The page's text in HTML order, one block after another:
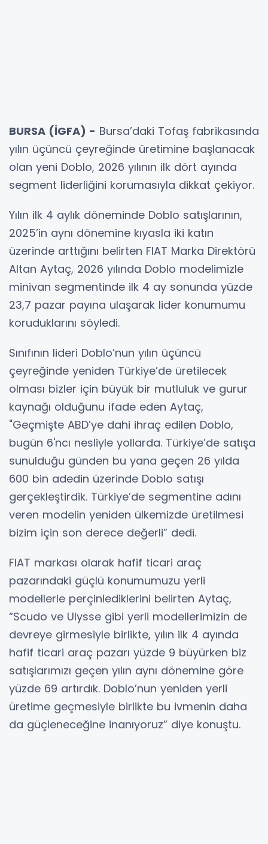
BURSA (İGFA) - Bursa’daki Tofaş fabrikasında
yılın üçüncü çeyreğinde üretimine başlanacak
olan yeni Doblo, 2026 yılının ilk dört ayında
segment liderliğini korumasıyla dikkat çekiyor.
Yılın ilk 4 aylık döneminde Doblo satışlarının,
2025’in aynı dönemine kıyasla iki katın
üzerinde arttığını belirten FIAT Marka Direktörü
Altan Aytaç, 2026 yılında Doblo modelimizle
minivan segmentinde ilk 4 ay sonunda yüzde
23,7 pazar payına ulaşarak lider konumumu
koruduklarını söyledi.
Sınıfının lideri Doblo’nun yılın üçüncü
çeyreğinde yeniden Türkiye’de üretilecek
olması bizler için büyük bir mutluluk ve gurur
kaynağı olduğunu ifade eden Aytaç,
"Geçmişte ABD’ye dahi ihraç edilen Doblo,
bugün 6'ncı nesliyle yollarda. Türkiye’de satışa
sunulduğu günden bu yana geçen 26 yılda
600 bin adedin üzerinde Doblo satışı
gerçekleştirdik. Türkiye’de segmentine adını
veren modelin yeniden ülkemizde üretilmesi
bizim için son derece değerli” dedi.
FIAT markası olarak hafif ticari araç
pazarındaki güçlü konumumuzu yerli
modellerle perçinlediklerini belirten Aytaç,
“Scudo ve Ulysse gibi yerli modellerimizin de
devreye girmesiyle birlikte, yılın ilk 4 ayında
hafif ticari araç pazarı yüzde 9 büyürken biz
satışlarımızı geçen yılın aynı dönemine göre
yüzde 69 artırdık. Doblo’nun yeniden yerli
üretime geçmesiyle birlikte bu ivmenin daha
da güçleneceğine inanıyoruz” diye konuştu.